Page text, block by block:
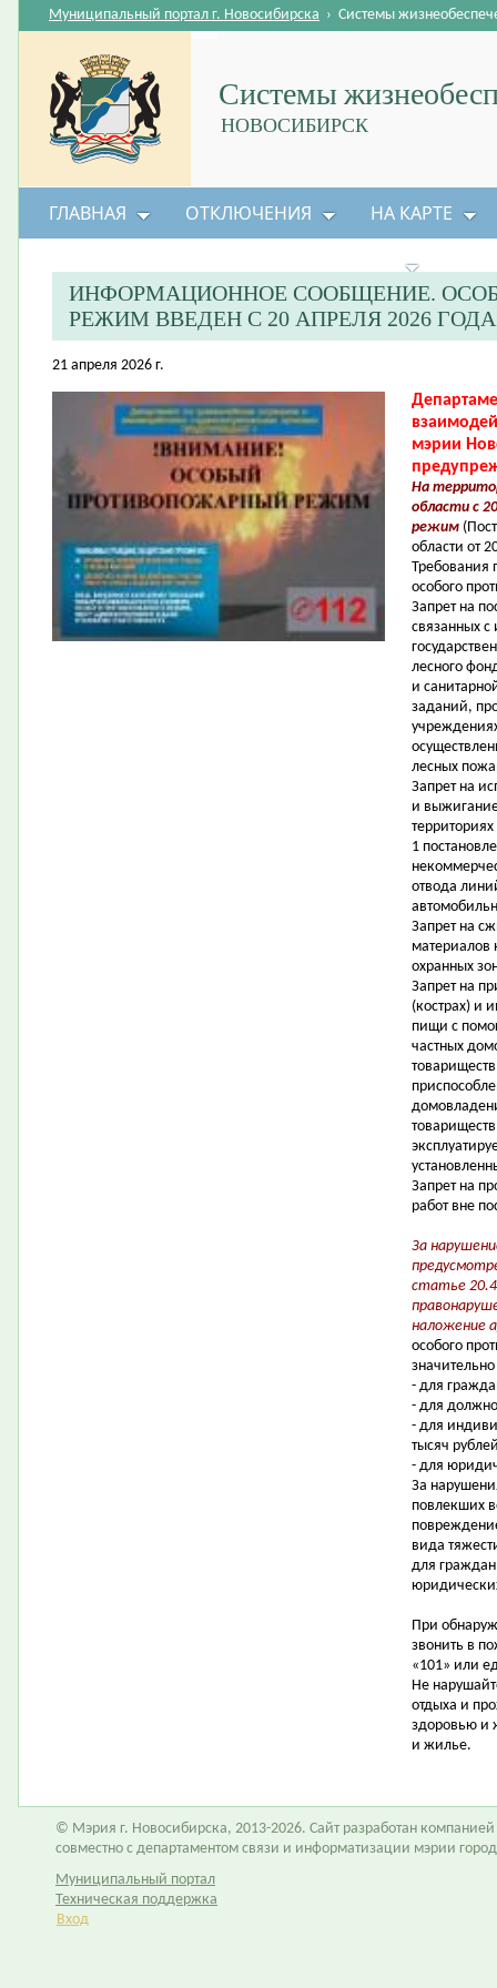
Системы
НОВОСИБИРСК
Муниципальный портал г. Новосибирска › Системы
ГЛАВНАЯ ОТКЛЮЧЕНИЯ НА КАРТЕ
ИНФОРМАЦИОННОЕ СООБЩЕНИЕ.
РЕЖИМ ВВЕДЕН С 20 АПРЕЛЯ 2026
21 апреля 2026 г.
мэрии
На
области c
режим
области от
Требования
особого
Запрет на
связанных с
лесного
и
заданий,
лесных
Запрет на
и
1
отвода
Запрет на
материалов
охранных
Запрет на
(кострах) и
пищи с
частных
Запрет на
работ вне
За
статье
наложение
особого
- для
- для
- для
тысяч
- для
За
повлекших
вида
для граждан
При
звонить в
«101» или
Не
отдыха и
здоровью и
и жилье.
© Мэрия г. Новосибирска, 2013-2026. Сайт разработан компанией
совместно с департаментом связи и информатизации мэрии
Муниципальный портал
Техническая поддержка
Вход